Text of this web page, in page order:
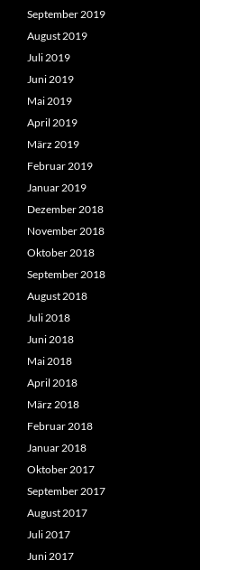
September 2019
August 2019
Juli 2019
Juni 2019
Mai 2019
April 2019
März 2019
Februar 2019
Januar 2019
Dezember 2018
November 2018
Oktober 2018
September 2018
August 2018
Juli 2018
Juni 2018
Mai 2018
April 2018
März 2018
Februar 2018
Januar 2018
Oktober 2017
September 2017
August 2017
Juli 2017
Juni 2017